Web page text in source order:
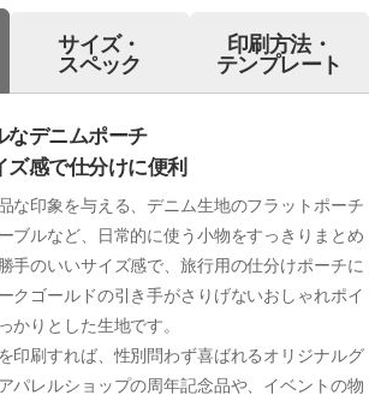
サイズ・
スペック
印刷方法・
テンプレート
なデニムポーチ
感で仕分けに便利
な印象を与える、デニム生地のフラットポーチ
ブルなど、日常的に使う小物をすっきりまとめ
手のいいサイズ感で、旅行用の仕分けポーチに
クゴールドの引き手がさりげないおしゃれポイ
かりとした生地です。
印刷すれば、性別問わず喜ばれるオリジナルグ
パレルショップの周年記念品や、イベントの物